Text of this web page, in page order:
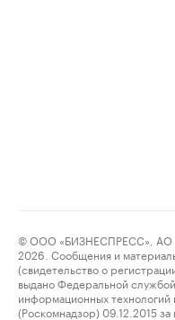
© ООО «БИЗНЕСПРЕСС», АО
2026. Сообщения и
(свидетельство о
выдано Федеральной
информационных
(Роскомнадзор) 09.12.2015